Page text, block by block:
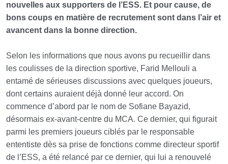
nouvelles aux supporters de l’ESS. Et pour cause, de
bons coups en matière de recrutement sont dans l’air et
avancent dans la bonne direction.
Selon les informations que nous avons pu recueillir dans
les coulisses de la direction sportive, Farid Mellouli a
entamé de sérieuses discussions avec quelques joueurs,
dont certains auraient déjà donné leur accord. On
commence d’abord par le nom de Sofiane Bayazid,
désormais ex-avant-centre du MCA. Ce dernier, qui figurait
parmi les premiers joueurs ciblés par le responsable
ententiste dès sa prise de fonctions comme directeur sportif
de l’ESS, a été relancé par ce dernier, qui lui a renouvelé